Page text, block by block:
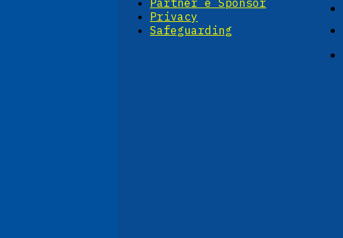
Partner e Sponsor
Privacy
Safeguarding